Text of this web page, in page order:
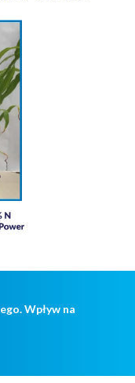
Wpływ na